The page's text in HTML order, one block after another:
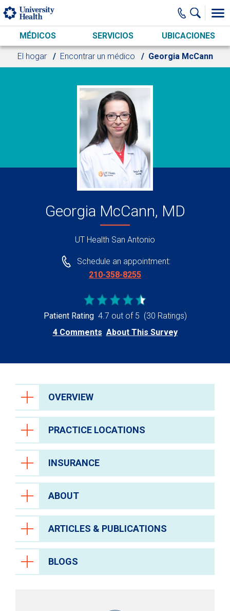
Skip to main content
MÉDICOS SERVICIOS UBICACIONES
El hogar Encontrar un médico Georgia McCann
Georgia McCann, MD
UT Health San Antonio
Schedule an appointment:
210-358-8255
Patient Rating 4.7 out of 5 (30 Ratings)
4 Comments About This Survey
OVERVIEW
PRACTICE LOCATIONS
INSURANCE
ABOUT
ARTICLES & PUBLICATIONS
BLOGS